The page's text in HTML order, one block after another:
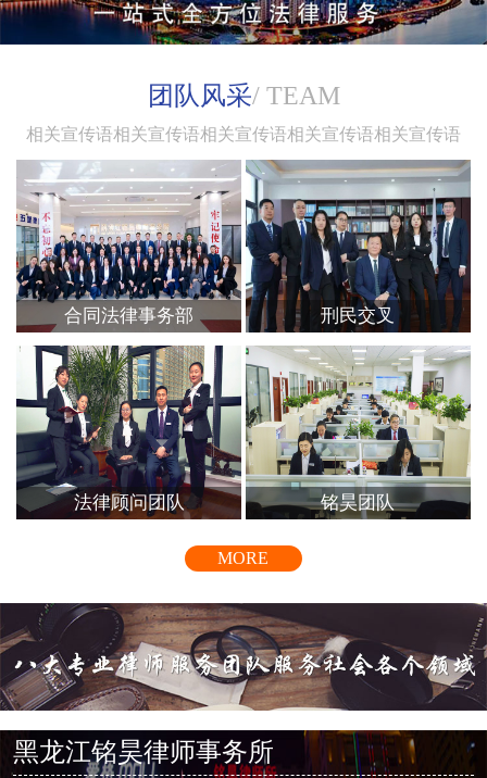
团队风采/ TEAM
相关宣传语相关宣传语相关宣传语相关宣传语相关宣传语
合同法律事务部 刑民交叉
法律顾问团队 铭昊团队
MORE
黑龙江铭昊律师事务所